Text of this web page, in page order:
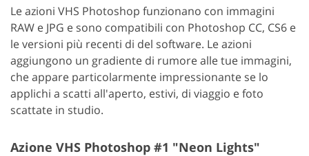
Le azioni VHS Photoshop funzionano con immagini
RAW e JPG e sono compatibili con Photoshop CC, CS6 e
le versioni più recenti di del software. Le azioni
aggiungono un gradiente di rumore alle tue immagini,
che appare particolarmente impressionante se lo
applichi a scatti all'aperto, estivi, di viaggio e foto
scattate in studio.
Azione VHS Photoshop #1 "Neon Lights"